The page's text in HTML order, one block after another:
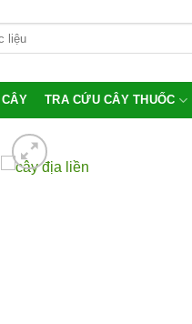
TRA CỨU CÂY THUỐC